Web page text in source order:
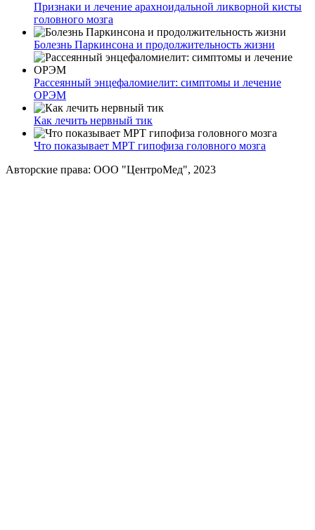
Признаки и лечение арахноидальной ликворной кисты
головного мозга
Болезнь Паркинсона и продолжительность жизни
Рассеянный энцефаломиелит: симптомы и лечение
ОРЭМ
Как лечить нервный тик
Что показывает МРТ гипофиза головного мозга
Авторские права: ООО "ЦентроМед", 2023